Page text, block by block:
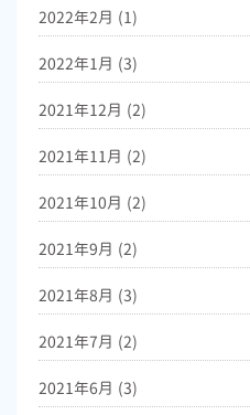
2022年2月 (1)
2022年1月 (3)
2021年12月 (2)
2021年11月 (2)
2021年10月 (2)
2021年9月 (2)
2021年8月 (3)
2021年7月 (2)
2021年6月 (3)